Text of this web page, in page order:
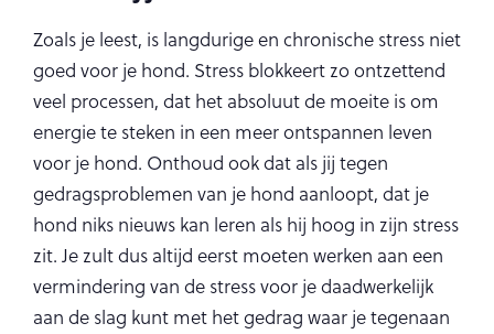
Zoals je leest, is langdurige en chronische stress niet
goed voor je hond. Stress blokkeert zo ontzettend
veel processen, dat het absoluut de moeite is om
energie te steken in een meer ontspannen leven
voor je hond. Onthoud ook dat als jij tegen
gedragsproblemen van je hond aanloopt, dat je
hond niks nieuws kan leren als hij hoog in zijn stress
zit. Je zult dus altijd eerst moeten werken aan een
vermindering van de stress voor je daadwerkelijk
aan de slag kunt met het gedrag waar je tegenaan